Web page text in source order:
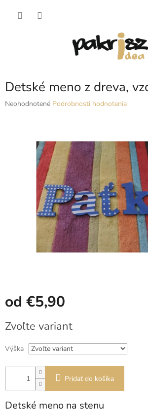
Detské meno z dreva,
Priemerné
hviezdičiek.
Neohodnotené Podrobnosti hodnotenia
od €5,90
cena:
Zvoľte variant
Výška
Pridať do košíka
Detské meno na stenu